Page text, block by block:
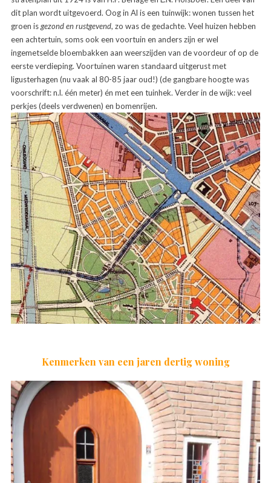
dit plan wordt uitgevoerd. Oog in Al is een tuinwijk: wonen tussen het
groen isgezond en rustgevend, zo was de gedachte. Veel huizen hebben
een achtertuin, soms ook een voortuin en anders zijn er wel
ingemetselde bloembakken aan weerszijden van de voordeur of op de
eerste verdieping. Voortuinen waren standaard uitgerust met
ligusterhagen (nu vaak al 80-85 jaar oud!) (de gangbare hoogte was
voorschrift: n.l. één meter) én met een tuinhek. Verder in de wijk: veel
perkjes (deels verdwenen) en bomenrijen.
Kenmerken van een jaren dertig woning